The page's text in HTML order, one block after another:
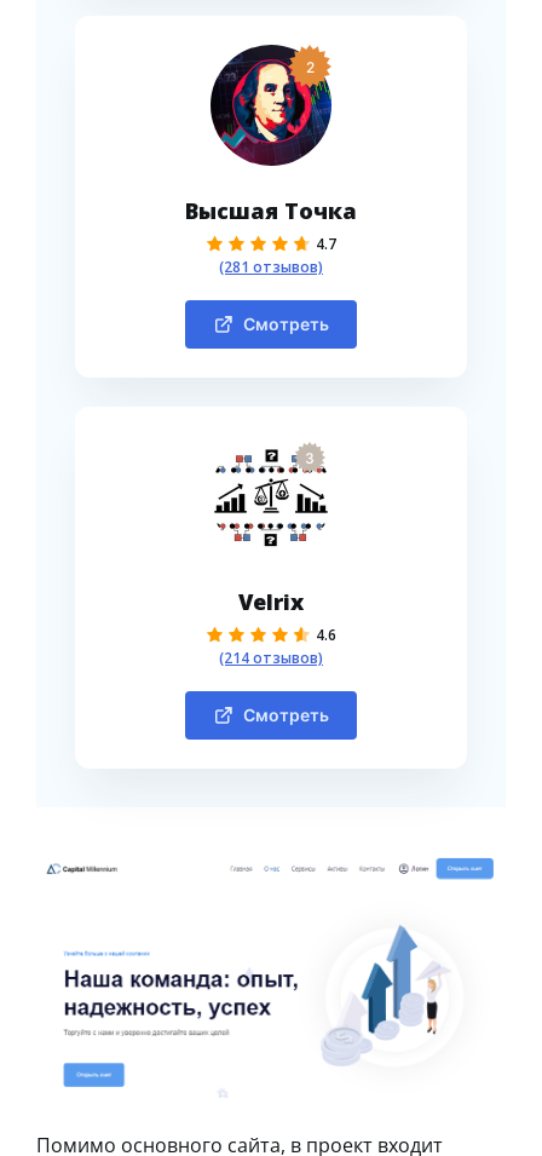
2
Высшая Точка
4.7
(281 отзывов)
Смотреть
3
Velrix
4.6
(214 отзывов)
Смотреть
Помимо основного сайта, в проект входит